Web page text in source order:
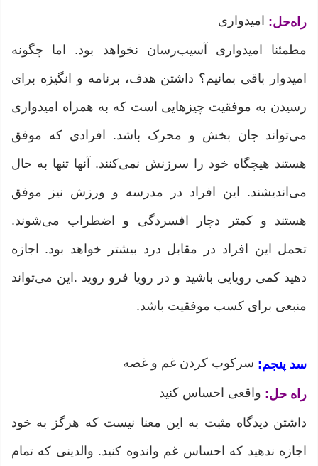
راه‌حل: امیدواری
مطمئنا امیدواری آسیب‌رسان نخواهد بود. اما چگونه
امیدوار باقی بمانیم؟ داشتن هدف، برنامه و انگیزه برای
رسیدن به موفقیت چیزهایی است که به همراه امیدواری
می‌تواند جان بخش و محرک باشد. افرادی که موفق
هستند هیچگاه خود را سرزنش نمی‌کنند. آنها تنها به حال
می‌اندیشند. این افراد در مدرسه و ورزش نیز موفق
هستند و کمتر دچار افسردگی و اضطراب می‌شوند.
تحمل این افراد در مقابل درد بیشتر خواهد بود. اجازه
دهید کمی رویایی باشید و در رویا فرو روید .این می‌تواند
منبعی برای کسب موفقیت باشد.
سد پنجم: سرکوب کردن غم و غصه
راه حل: واقعی احساس کنید
داشتن دیدگاه مثبت به این معنا نیست که هرگز به خود
اجازه ندهید که احساس غم واندوه کنید. والدینی که تمام